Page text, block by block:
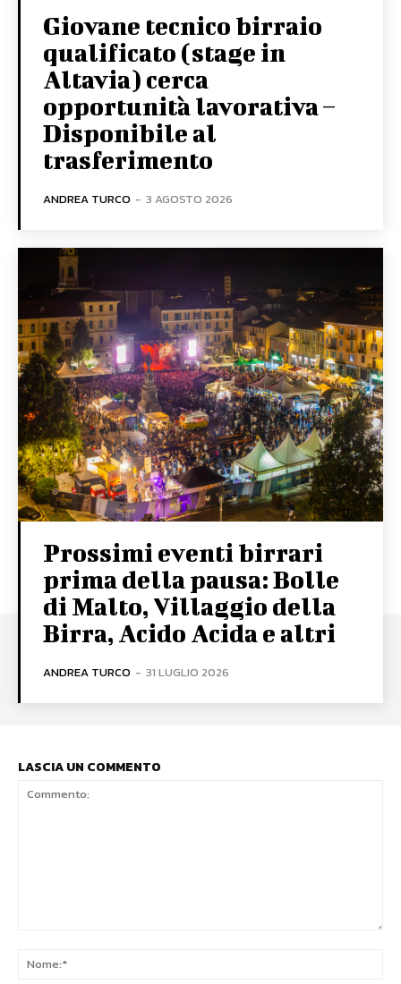
Giovane tecnico birraio
qualificato (stage in
Altavia) cerca
opportunità lavorativa –
Disponibile al
trasferimento
ANDREA TURCO - 3 AGOSTO 2026
Prossimi eventi birrari
prima della pausa: Bolle
di Malto, Villaggio della
Birra, Acido Acida e altri
ANDREA TURCO - 31 LUGLIO 2026
LASCIA UN COMMENTO